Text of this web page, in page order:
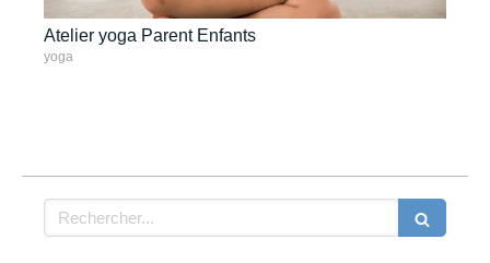
Atelier yoga Parent Enfants
yoga
Rechercher